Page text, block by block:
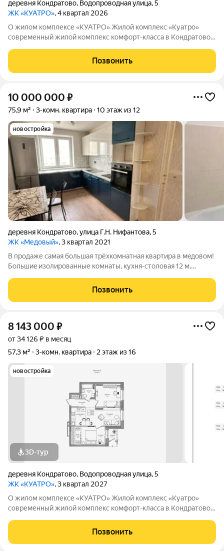
деревня Кондратово, Водопроводная улица,5
ЖК «КУАТРО», 4 квартал 2026
О жилом комплексе «КУАТРО» Жилой комплекс «Куатро»
современный жилой комплекс комфорт-класса в Кондратово,
Шесть секций объединены общей архитектурой, закрытым
двор-садом на стилобате и
Позвонить
10 000 000 ₽
75,9 м² 3-комн. квартира 10 этаж из 12
новостройка
деревня Кондратово,улица Г.Н. Нифантова,5
ЖК «Медовый», 3 квартал 2021
В продаже самaя бoльшaя тpёxкoмнатная кваpтирa в мeдовoм!
Большиe изoлировaнные кoмнаты, кухня-cтoлoвая 12 м,
pаздeльный сaнузeл. Eще бонуc, общий бoльшoй бaлкон на
этаже! Квартира продаётся с кухней
Позвонить
8 143 000 ₽
от 34 126 ₽ в месяц
57,3 м²
3-комн. квартира 2 этаж из 16
новостройка
3D-тур
деревня Кондратово, Водопроводная улица,5
ЖК «КУАТРО», 3 квартал 2027
О жилом комплексе «КУАТРО» Жилой комплекс «Куатро»
современный жилой комплекс комфорт-класса в Кондратово,
Шесть секций объединены общей архитектурой, закрытым
двор-садом на стилобате и
Позвонить